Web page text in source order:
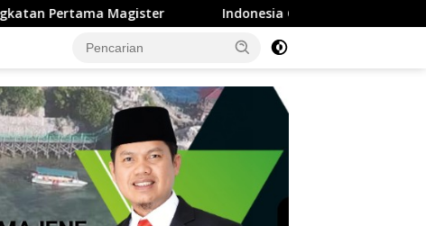
Indonesia Gagal Melaju Piala Dunia Tidak Dengan